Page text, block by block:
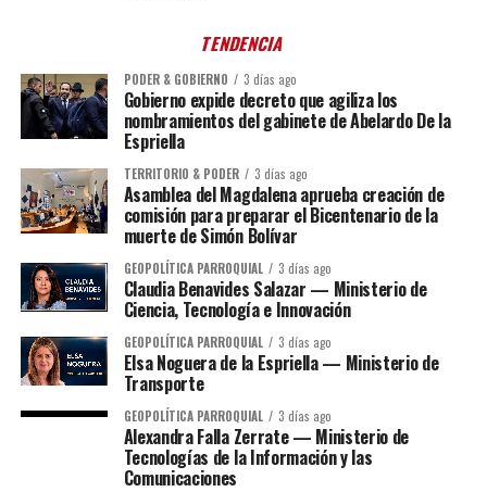
TENDENCIA
PODER & GOBIERNO 3 días ago
Gobierno expide decreto que agiliza los
nombramientos del gabinete de Abelardo De la
Espriella
TERRITORIO & PODER 3 días ago
Asamblea del Magdalena aprueba creación de
comisión para preparar el Bicentenario de la
muerte de Simón Bolívar
GEOPOLÍTICA PARROQUIAL 3 días ago
Claudia Benavides Salazar — Ministerio de
Ciencia, Tecnología e Innovación
GEOPOLÍTICA PARROQUIAL 3 días ago
Elsa Noguera de la Espriella — Ministerio de
Transporte
GEOPOLÍTICA PARROQUIAL 3 días ago
Alexandra Falla Zerrate — Ministerio de
Tecnologías de la Información y las
Comunicaciones